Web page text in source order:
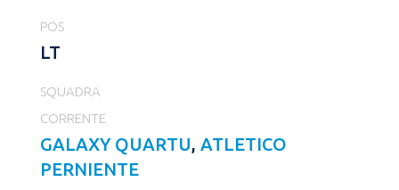
POS
LT
SQUADRA
CORRENTE
GALAXY QUARTU, ATLETICO
PERNIENTE